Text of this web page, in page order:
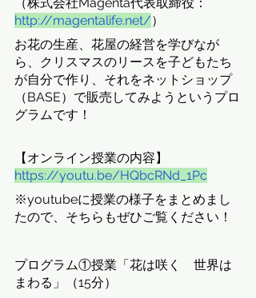
http://magentalife.net/）
お花の生産、花屋の経営を学びなが
ら、クリスマスのリースを子どもたち
が自分で作り、それをネットショップ
（BASE）で販売してみようというプロ
グラムです！
【オンライン授業の内容】
https://youtu.be/HQbcRNd_1Pc
※youtubeに授業の様子をまとめまし
たので、そちらもぜひご覧ください！
プログラム①授業「花は咲く　世界は
まわる」（15分）